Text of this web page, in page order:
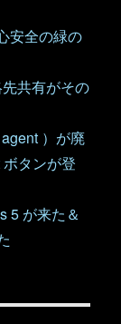
安全の緑の
共有がその
）が廃
タンが登
5 が来た＆